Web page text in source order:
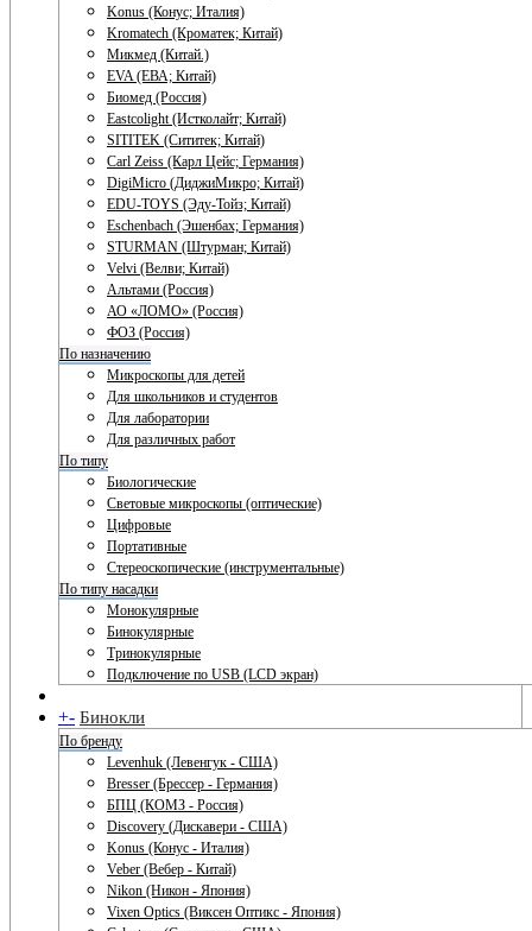
Konus (Конус; Италия)
Kromatech (Кроматек; Китай)
Микмед (Китай.)
EVA (ЕВА; Китай)
Биомед (Россия)
Eastcolight (Истколайт; Китай)
SITITEK (Сититек; Китай)
Carl Zeiss (Карл Цейс; Германия)
DigiMicro (ДиджиМикро; Китай)
EDU-TOYS (Эду-Тойз; Китай)
Eschenbach (Эшенбах; Германия)
STURMAN (Штурман; Китай)
Velvi (Велви; Китай)
Альтами (Россия)
АО «ЛОМО» (Россия)
ФОЗ (Россия)
По назначению
Микроскопы для детей
Для школьников и студентов
Для лаборатории
Для различных работ
По типу
Биологические
Световые микроскопы (оптические)
Цифровые
Портативные
Стереоскопические (инструментальные)
По типу насадки
Монокулярные
Бинокулярные
Тринокулярные
Подключение по USB (LCD экран)
+- Бинокли
По бренду
Levenhuk (Левенгук - США)
Bresser (Брессер - Германия)
БПЦ (КОМЗ - Россия)
Discovery (Дискавери - США)
Konus (Конус - Италия)
Veber (Вебер - Китай)
Nikon (Никон - Япония)
Vixen Optics (Виксен Оптикс - Япония)